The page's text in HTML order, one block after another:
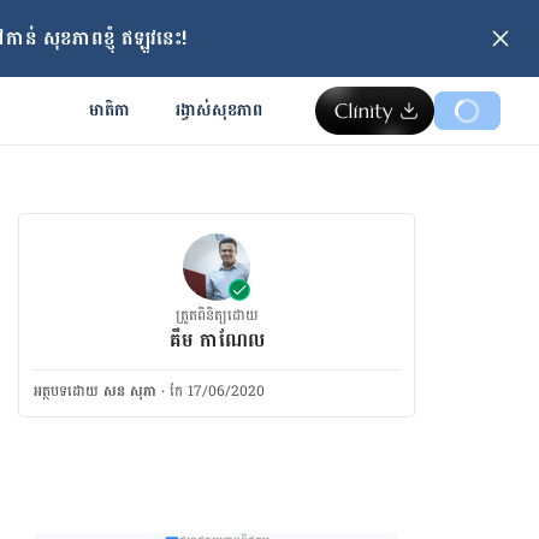
ន់ សុខភាពខ្ញុំ ឥឡូវនេះ!
មាតិកា រង្វាស់​សុខភាព
ត្រួតពិនិត្យដោយ
គឹម កាណែល
អត្ថបទ​ដោយ សន សុភា ·កែ 17/06/2020